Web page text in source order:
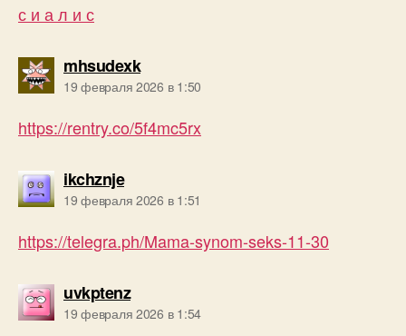
с и а л и с
mhsudexkпишет:
19 февраля 2026 в 1:50
https://rentry.co/5f4mc5rx
ikchznjeпишет:
19 февраля 2026 в 1:51
https://telegra.ph/Mama-synom-seks-11-30
uvkptenzпишет:
19 февраля 2026 в 1:54